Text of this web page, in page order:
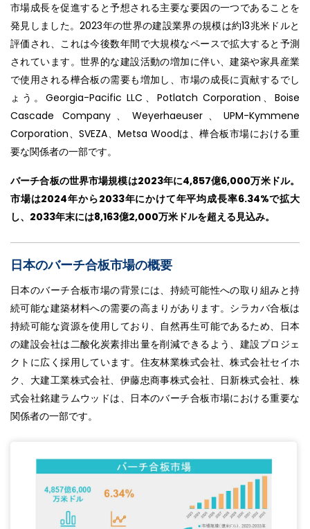
市場成長を促進すると予想される主要な要因の一つであることを
発見しました。2023年の世界の建設業界の規模は約13兆米ドルと
評価され、これは今後数年間で大規模なペースで拡大すると予測
されています。世界的な建設活動の増加に伴い、建築や家具産業
で使用される樺合板の需要も増加し、市場の成長に貢献するでし
ょう。Georgia-Pacific LLC、Potlatch Corporation、Boise
Cascade Company、Weyerhaeuser、UPM-Kymmene
Corporation、SVEZA、Metsa Woodは、樺合板市場における重
要な関係者の一部です。
バーチ合板の世界市場規模は2023年に4,857億6,000万米ドル。
市場は2024年から2033年にかけて年平均成長率6.34%で拡大
し、2033年末には8,163億2,000万米ドルを超える見込み。
日本のバーチ合板市場の概要
日本のバーチ合板市場の背景には、持続可能性への取り組みと持
続可能な建築材料への需要の高まりがあります。シラカバ合板は
持続可能な資源を使用しており、自然再生可能であるため、日本
の建設会社は二酸化炭素排出量を削減できるよう、建設プロジェ
クトに広く採用しています。住友林業株式会社、株式会社セイホ
ク、大建工業株式会社、伊藤忠商事株式会社、日新株式会社、株
式会社銘建ラムウッドは、日本のバーチ合板市場における重要な
関係者の一部です。